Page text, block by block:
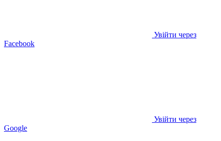
Увійти через
Facebook
Увійти через
Google